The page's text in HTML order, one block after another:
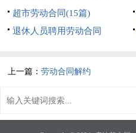
超市劳动合同(15篇)
退休人员聘用劳动合同
上一篇：劳动合同解约